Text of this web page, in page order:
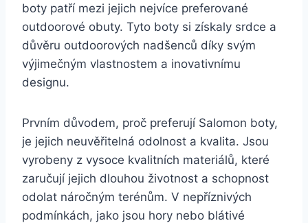
boty patří mezi jejich⁤ nejvíce‌ preferované
outdoorové obuty. Tyto‌ boty si získaly srdce a‌
důvěru​ outdoorových nadšenců díky svým
výjimečným ⁢vlastnostem⁣ a inovativnímu
designu.
Prvním důvodem, proč preferují Salomon boty,
je jejich neuvěřitelná ⁢odolnost a kvalita. Jsou
vyrobeny z vysoce⁣ kvalitních materiálů, které
zaručují jejich dlouhou životnost a schopnost
odolat náročným terénům. ⁤V‌ nepříznivých‍
podmínkách,⁣ jako jsou hory nebo blátivé